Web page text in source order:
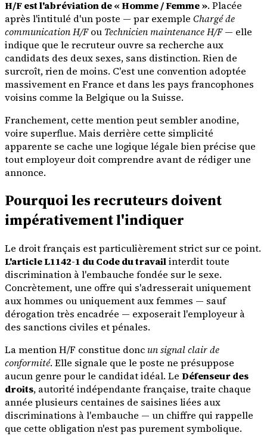
H/F est l'abréviation de « Homme / Femme ». Placée
après l'intitulé d'un poste — par exemple Chargé de
communication H/Fou Technicien maintenance H/F— elle
indique que le recruteur ouvre sa recherche aux
candidats des deux sexes, sans distinction. Rien de
surcroît, rien de moins. C'est une convention adoptée
massivement en France et dans les pays francophones
voisins comme la Belgique ou la Suisse.
Franchement, cette mention peut sembler anodine,
voire superflue. Mais derrière cette simplicité
apparente se cache une logique légale bien précise que
tout employeur doit comprendre avant de rédiger une
annonce.
Pourquoi les recruteurs doivent
impérativement l'indiquer
Le droit français est particulièrement strict sur ce point.
L'article L1142-1 du Code du travailinterdit toute
discrimination à l'embauche fondée sur le sexe.
Concrètement, une offre qui s'adresserait uniquement
aux hommes ou uniquement aux femmes — sauf
dérogation très encadrée — exposerait l'employeur à
des sanctions civiles et pénales.
La mention H/F constitue donc un signal clair de
conformité. Elle signale que le poste ne présuppose
aucun genre pour le candidat idéal. Le Défenseur des
droits, autorité indépendante française, traite chaque
année plusieurs centaines de saisines liées aux
discriminations à l'embauche — un chiffre qui rappelle
que cette obligation n'est pas purement symbolique.